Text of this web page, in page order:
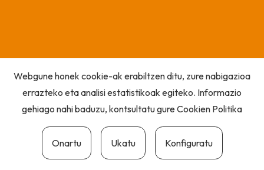
Webgune honek cookie-ak erabiltzen ditu, zure nabigazioa
errazteko eta analisi estatistikoak egiteko. Informazio
gehiago nahi baduzu, kontsultatu gureCookien Politika
Onartu Ukatu Konfiguratu